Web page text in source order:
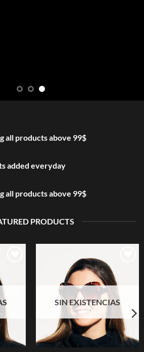
all products above 99$
added everyday
all products above 99$
PRODUCTS
lista de
deseos
lista de
SIN EXISTENCIAS